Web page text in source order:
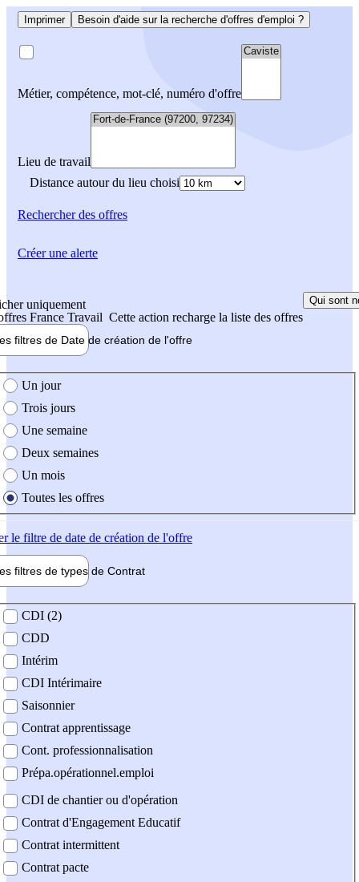
Imprimer Besoin d'aide sur la recherche d'offres d'emploi ?
Métier, compétence, mot-clé, numéro d'offre
Lieu de travail
Distance autour du lieu choisi
Rechercherdes offres
uniquement
France Travail Cette action recharge la liste des offres
Qui sont
filtres de Date de création de l'offre
création de l'offre
Un jour
Trois jours
Une semaine
Deux semaines
Un mois
Toutes les offres
le filtre de date de création de l'offre
filtres de types de Contrat
contrat
CDI (2)
CDD
Intérim
CDI Intérimaire
Saisonnier
Contrat apprentissage
Cont. professionnalisation
Prépa.opérationnel.emploi
CDI de chantier ou d'opération
Contrat d'Engagement Educatif
Contrat intermittent
Contrat pacte
Créer une alerte